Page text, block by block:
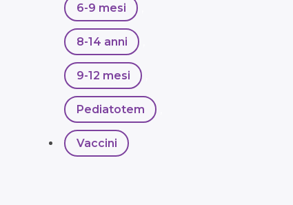
6-9 mesi
8-14 anni
9-12 mesi
Pediatotem
Vaccini